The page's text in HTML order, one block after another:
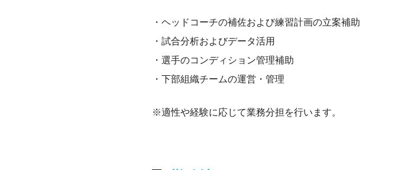
・ヘッドコーチの補佐および練習計画の立案補助
・試合分析およびデータ活用
・選手のコンディション管理補助
・下部組織チームの運営・管理
※適性や経験に応じて業務分担を行います。